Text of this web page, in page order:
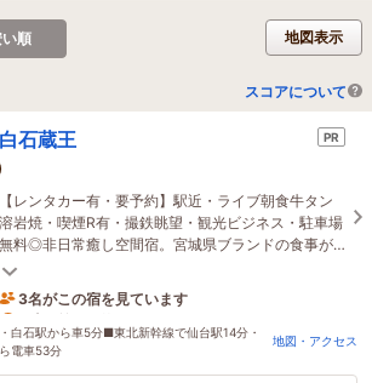
地図表示
順
スコアについて
石蔵王 PR
【レンタカー有・要予約】駅近・ライブ朝食牛タン
溶岩焼・喫煙R有・撮鉄眺望・観光ビジネス・駐車場
無料◎非日常癒し空間宿。宮城県ブランドの食事が
楽しめて98％のカップルが美味いと大絶賛！客室高
3名がこの宿を見ています
3時間前に予約されました
白石駅から車5分■東北新幹線で仙台駅14分・
電車53分
地図・アクセス